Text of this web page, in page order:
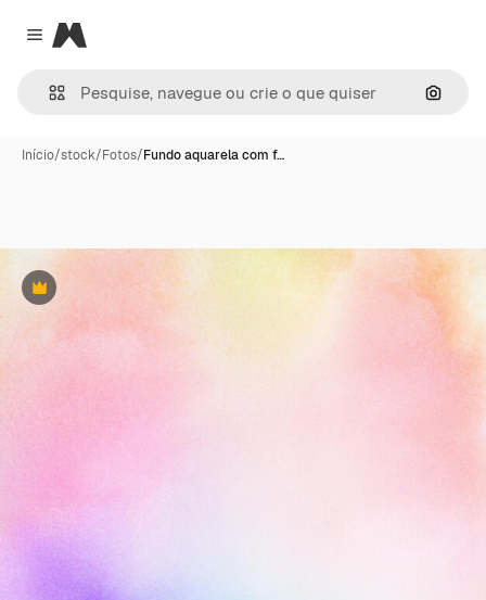
Close menu
Magnific
Início/stock/Fotos/Fundo aquarela com f…
Premium